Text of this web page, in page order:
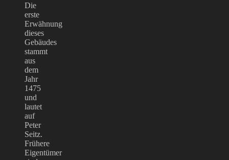
Die
erste
Erwähnung
dieses
Gebäudes
stammt
aus
dem
Jahr
1475
und
lautet
auf
Peter
Seitz.
Frühere
Eigentümer